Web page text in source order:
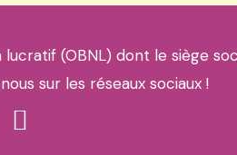
(OBNL) dont le siège
sur les réseaux sociaux !